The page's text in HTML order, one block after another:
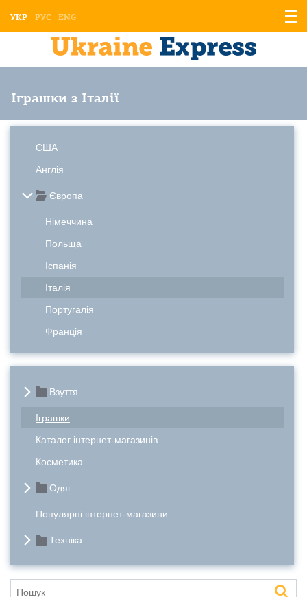
УКР РУС ENG
Іграшки з Італії
США
Англія
Європа
Німеччина
Польща
Іспанія
Італія
Португалія
Франція
Взуття
Іграшки
Каталог інтернет-магазинів
Косметика
Одяг
Популярні інтернет-магазини
Техніка